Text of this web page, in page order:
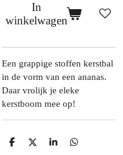
In
winkelwagen
Een grappige stoffen kerstbal
in de vorm van een ananas.
Daar vrolijk je eleke
kerstboom mee op!
D
D
S
D